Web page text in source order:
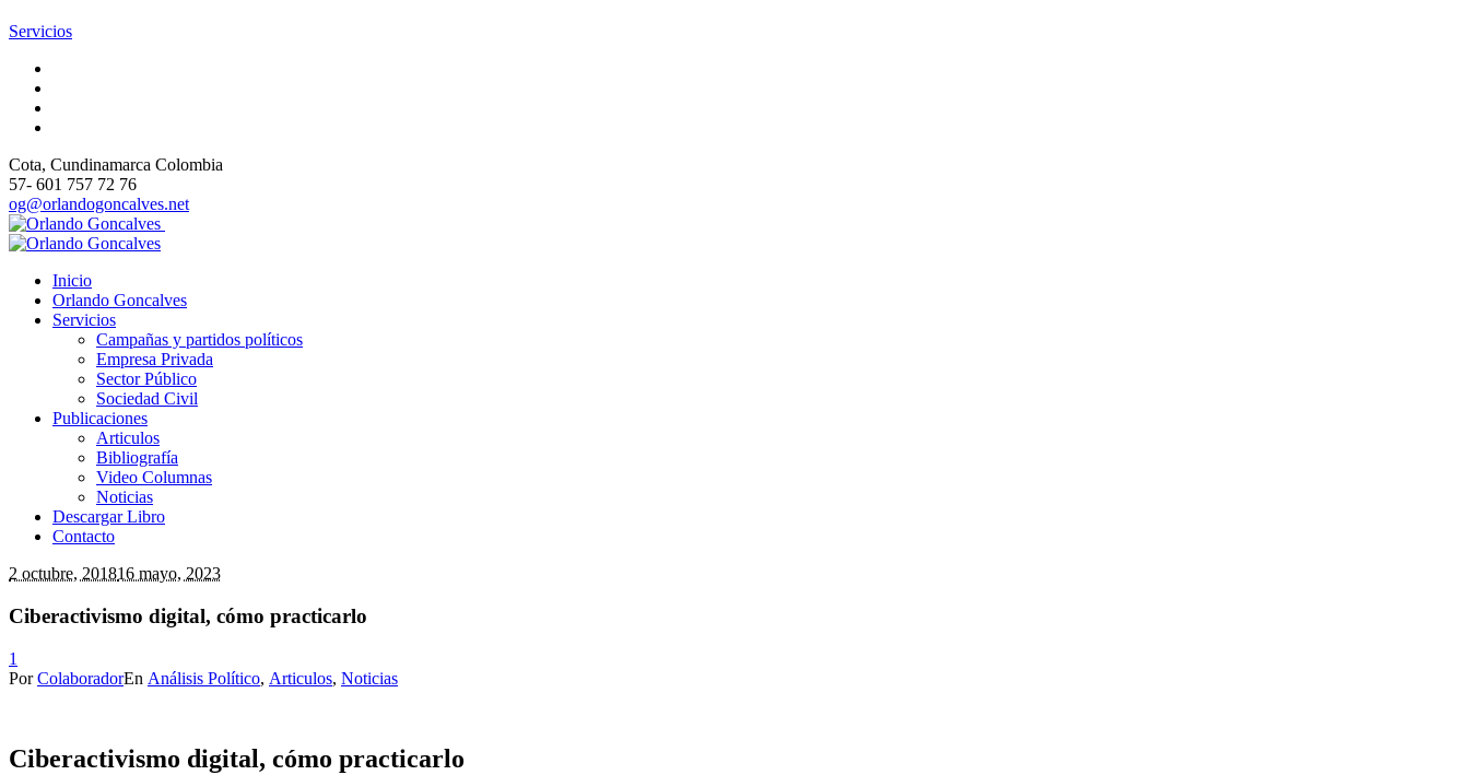
Servicios
Cota , Cundinamarca Colombia
57- 601 757 72 76
og@orlandogoncalves.net
Inicio
Orlando Goncalves
Servicios
Campañas y partidos políticos
Empresa Privada
Sector Público
Sociedad Civil
Publicaciones
Articulos
Bibliografía
Video Columnas
Noticias
Descargar Libro
Contacto
2 octubre, 201816 mayo, 2023
Ciberactivismo digital, cómo practicarlo
1
PorColaboradorEn Análisis Político, Articulos, Noticias
Ciberactivismo digital, cómo practicarlo